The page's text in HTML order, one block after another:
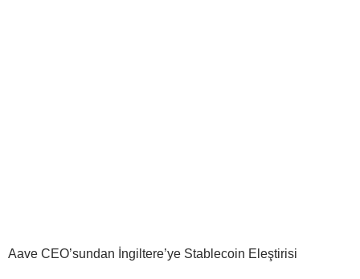
Aave CEO’sundan İngiltere’ye Stablecoin Eleştirisi